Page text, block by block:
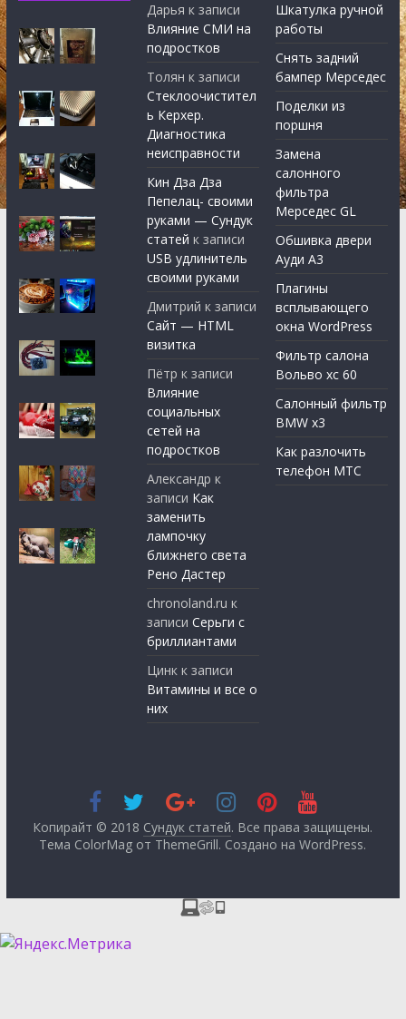
Дарья к записи
Влияние СМИ на
подростков
Толян к записи
Стеклоочистител
ь Керхер.
Диагностика
неисправности
Кин Дза Дза
Пепелац- своими
руками — Сундук
статей к записи
USB удлинитель
своими руками
Дмитрий к записи
Сайт — HTML
визитка
Пётр к записи
Влияние
социальных
сетей на
подростков
Александр к
записи Как
заменить
лампочку
ближнего света
Рено Дастер
chronoland.ru к
записиСерьги с
бриллиантами
Цинк к записи
Витамины и все о
них
Шкатулка ручной
работы
Снять задний
бампер Мерседес
Поделки из
поршня
Замена
салонного
фильтра
Мерседес GL
Обшивка двери
Ауди А3
Плагины
всплывающего
окна WordPress
Фильтр салона
Вольво хс 60
Салонный фильтр
BMW x3
Как разлочить
телефон МТС
Копирайт © 2018 Сундук статей. Все права защищены.
Тема ColorMag от ThemeGrill. Создано наWordPress.